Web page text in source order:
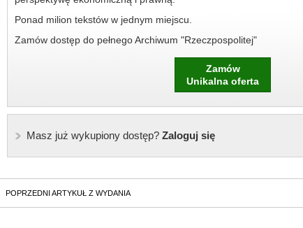
Ponad milion tekstów w jednym miejscu.
Zamów dostęp do pełnego Archiwum "Rzeczpospolitej"
Zamów
Unikalna oferta
Masz już wykupiony dostęp?Zaloguj się
POPRZEDNI ARTYKUŁ Z WYDANIA